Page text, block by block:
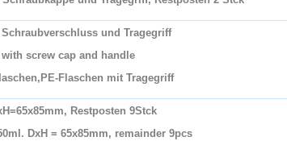
und Tragegriff
screw cap and handle
Flaschen mit Tragegriff
Restposten 9Stck
DxH = 65x85mm, remainder 9pcs